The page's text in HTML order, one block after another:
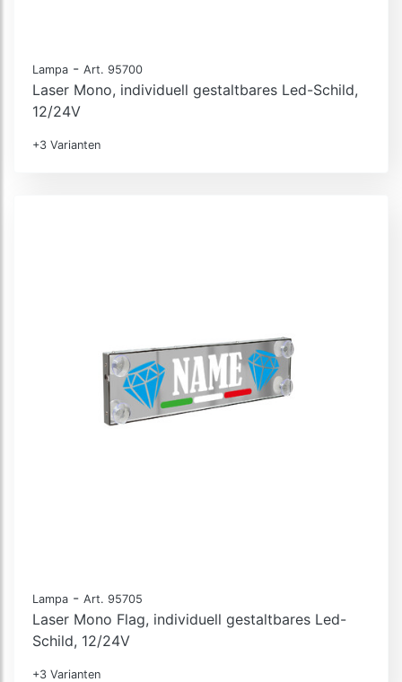
Lampa - Art. 95700
Laser Mono, individuell gestaltbares Led-Schild,
12/24V
+3 Varianten
Lampa - Art. 95705
Laser Mono Flag, individuell gestaltbares Led-
Schild, 12/24V
+3 Varianten